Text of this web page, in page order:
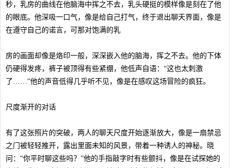
秒，乳房的曲线在他脑海中挥之不去，乳头硬挺的模样像是刻在了他
的眼底。他深吸一口气，像是给自己打气，终于退出聊天界面，像是
在遵守自己的诺言，可那对饱满的乳
房的画面却像是烙印一般，深深嵌入他的脑海，挥之不去。他的下体
仍硬得发疼，裤子被顶得有些紧绷，他低声自语：“这也太刺激
了……”他的声音低得几乎听不见，像是在感叹这场冒险的疯狂。
尺度渐开的对话
有了这张照片的突破，两人的聊天尺度开始逐渐放大，像是一扇禁忌
之门被轻轻推开，露出里面未知的风景，带着一种诱人的神秘。晓
问：“你平时聊这些吗？”他的手指敲字时有些颤抖，像是在试探她的